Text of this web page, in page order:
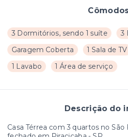
3 Dormitórios, sendo 1 suíte 3
Garagem Coberta
1 Sala de TV
1 Lavabo
1 Área de serviço
Descrição do
Casa Térrea com 3 quartos no